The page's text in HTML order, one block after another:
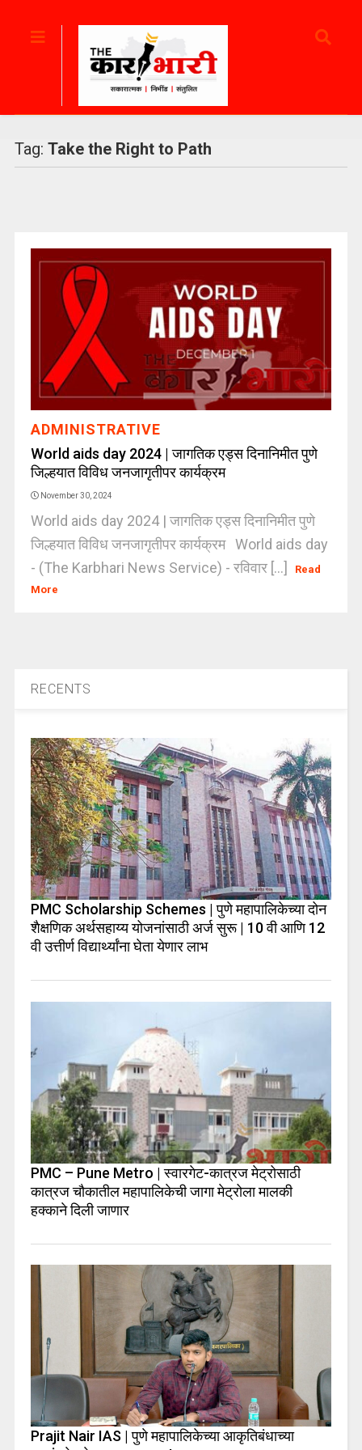
Tag: Take the Right to Path
ADMINISTRATIVE
World aids day 2024 | जागतिक एड्स दिनानिमीत पुणे
जिल्हयात विविध जनजागृतीपर कार्यक्रम
November 30, 2024
World aids day 2024 | जागतिक एड्स दिनानिमीत पुणे
जिल्हयात विविध जनजागृतीपर कार्यक्रम World aids day
- (The Karbhari News Service) - रविवार [...]
Read
More
RECENTS
PMC Scholarship Schemes | पुणे महापालिकेच्या दोन
शैक्षणिक अर्थसहाय्य योजनांसाठी अर्ज सुरू | 10 वी आणि 12
वी उत्तीर्ण विद्यार्थ्यांना घेता येणार लाभ
PMC – Pune Metro | स्वारगेट-कात्रज मेट्रोसाठी
कात्रज चौकातील महापालिकेची जागा मेट्रोला मालकी
हक्काने दिली जाणार
Prajit Nair IAS | पुणे महापालिकेच्या आकृतिबंधाच्या